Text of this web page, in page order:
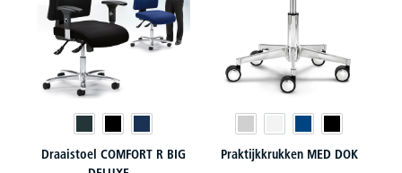
Draaistoel COMFORT R BIG
Praktijkkrukken MED DOK